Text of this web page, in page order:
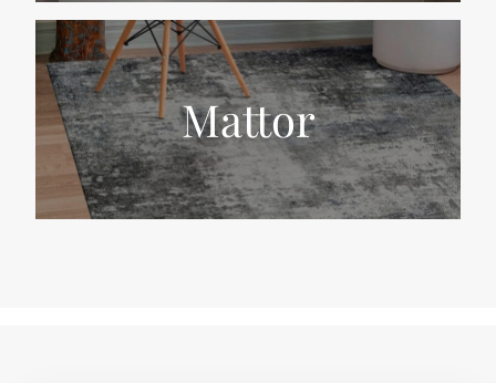
Mattor